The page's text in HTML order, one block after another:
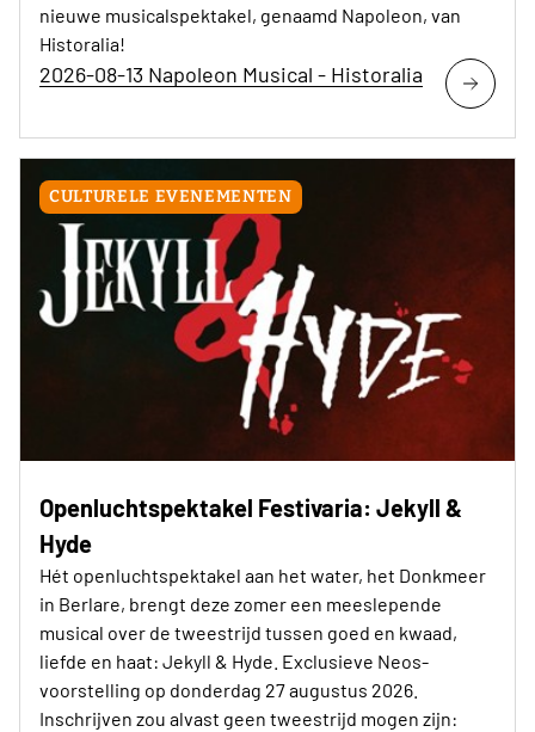
nieuwe musicalspektakel, genaamd Napoleon, van
Historalia!
2026-08-13 Napoleon Musical - Historalia
CULTURELE EVENEMENTEN
Openluchtspektakel Festivaria: Jekyll &
Hyde
Hét openluchtspektakel aan het water, het Donkmeer
in Berlare, brengt deze zomer een meeslepende
musical over de tweestrijd tussen goed en kwaad,
liefde en haat: Jekyll & Hyde. Exclusieve Neos-
voorstelling op donderdag 27 augustus 2026.
Inschrijven zou alvast geen tweestrijd mogen zijn: